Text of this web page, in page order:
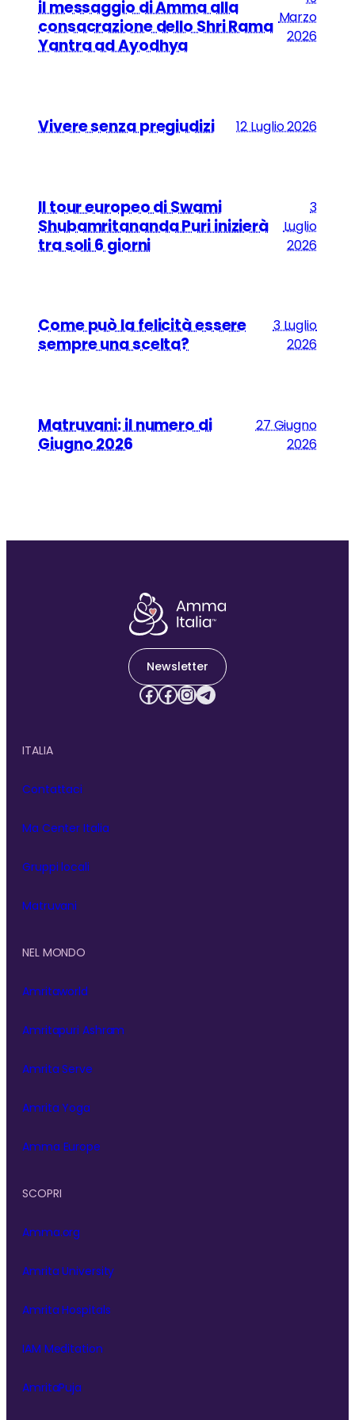
attività umanitarie di Amma
AYUDH
La prossima generazione di leader compassionevoli
il messaggio di Amma alla
consacrazione dello Shri Rama
Yantra ad Ayodhya
Marzo
2026
Vivere senza pregiudizi 12 Luglio 2026
Il tour europeo di Swami
Shubamritananda Puri inizierà
tra soli 6 giorni
3
Luglio
2026
Come può la felicità essere
sempre una scelta?
3 Luglio
2026
Matruvani: il numero di
Giugno 2026
27 Giugno
2026
Newsletter
Facebook Facebook InstagramTelegram
ITALIA
Contattaci
Ma Center Italia
Gruppi locali
Matruvani
NEL MONDO
Amritaworld
Amritapuri Ashram
Amrita Serve
Amrita Yoga
Amma Europe
SCOPRI
Amma.org
Amrita University
Amrita Hospitals
IAM Meditation
AmritaPuja